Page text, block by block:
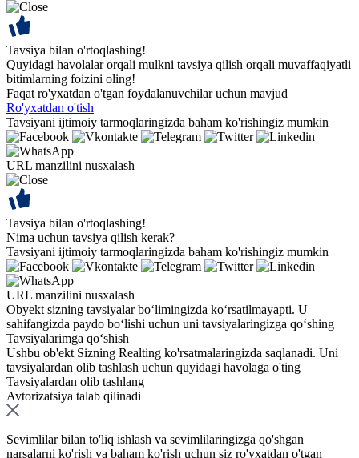
Tavsiya bilan o'rtoqlashing!
Quyidagi havolalar orqali mulkni tavsiya qilish orqali muvaffaqiyatli
bitimlarning foizini oling!
Faqat ro'yxatdan o'tgan foydalanuvchilar uchun mavjud
Ro'yxatdan o'tish
Tavsiyani ijtimoiy tarmoqlaringizda baham ko'rishingiz mumkin
URL manzilini nusxalash
Tavsiya bilan o'rtoqlashing!
Nima uchun tavsiya qilish kerak?
Tavsiyani ijtimoiy tarmoqlaringizda baham ko'rishingiz mumkin
URL manzilini nusxalash
Obyekt sizning tavsiyalar bo‘limingizda ko‘rsatilmayapti. U
sahifangizda paydo bo‘lishi uchun uni tavsiyalaringizga qo‘shing
Tavsiyalarimga qo‘shish
Ushbu ob'ekt Sizning Realting ko'rsatmalaringizda saqlanadi. Uni
tavsiyalardan olib tashlash uchun quyidagi havolaga o'ting
Tavsiyalardan olib tashlang
Avtorizatsiya talab qilinadi
Sevimlilar bilan to'liq ishlash va sevimlilaringizga qo'shgan
narsalarni ko'rish va baham ko'rish uchun siz ro'yxatdan o'tgan